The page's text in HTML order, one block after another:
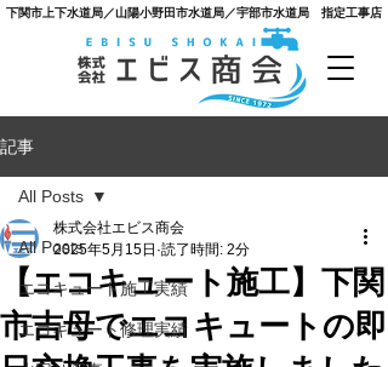
​下関市上下水道局／山陽小野田市水道局／宇部市水道局 指定工事店
記事
All Posts
エコキュート施工実績
エコキュート修理実績
All Posts
【エコキュート施工】下関
市吉母でエコキュートの即
株式会社エビス商会
2025年5月15日 読了時間: 2分